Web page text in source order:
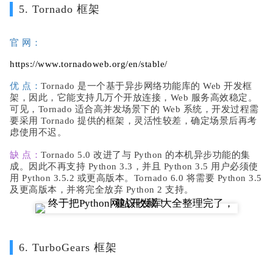
5. Tornado 框架
官 网：
https://www.tornadoweb.org/en/stable/
优 点： Tornado 是一个基于异步网络功能库的 Web 开发框
架，因此，它能支持几万个开放连接，Web 服务高效稳定。
可见，Tornado 适合高并发场景下的 Web 系统，开发过程需
要采用 Tornado 提供的框架，灵活性较差，确定场景后再考
虑使用不迟。
缺 点： Tornado 5.0 改进了与 Python 的本机异步功能的集
成。因此不再支持 Python 3.3，并且 Python 3.5 用户必须使
用 Python 3.5.2 或更高版本。Tornado 6.0 将需要 Python 3.5
及更高版本，并将完全放弃 Python 2 支持。
6. TurboGears 框架